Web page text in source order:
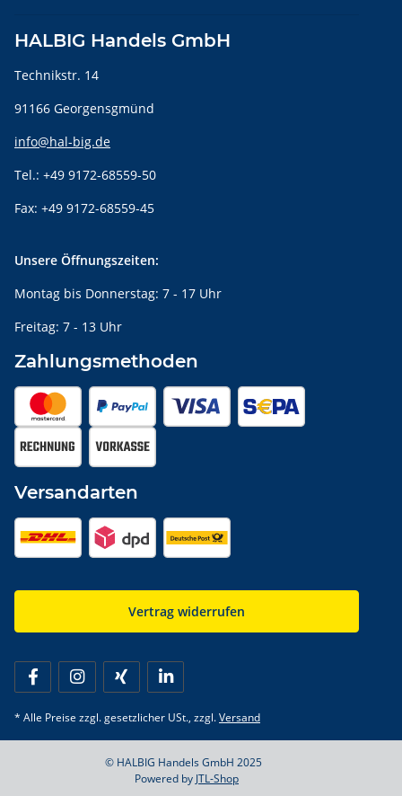
HALBIG Handels GmbH
Technikstr. 14
91166 Georgensgmünd
info@hal-big.de
Tel.: +49 9172-68559-50
Fax: +49 9172-68559-45
Unsere Öffnungszeiten:
Montag bis Donnerstag: 7 - 17 Uhr
Freitag: 7 - 13 Uhr
Zahlungsmethoden
Versandarten
Vertrag widerrufen
* Alle Preise zzgl. gesetzlicher USt., zzgl.Versand
© HALBIG Handels GmbH 2025
Powered by JTL-Shop